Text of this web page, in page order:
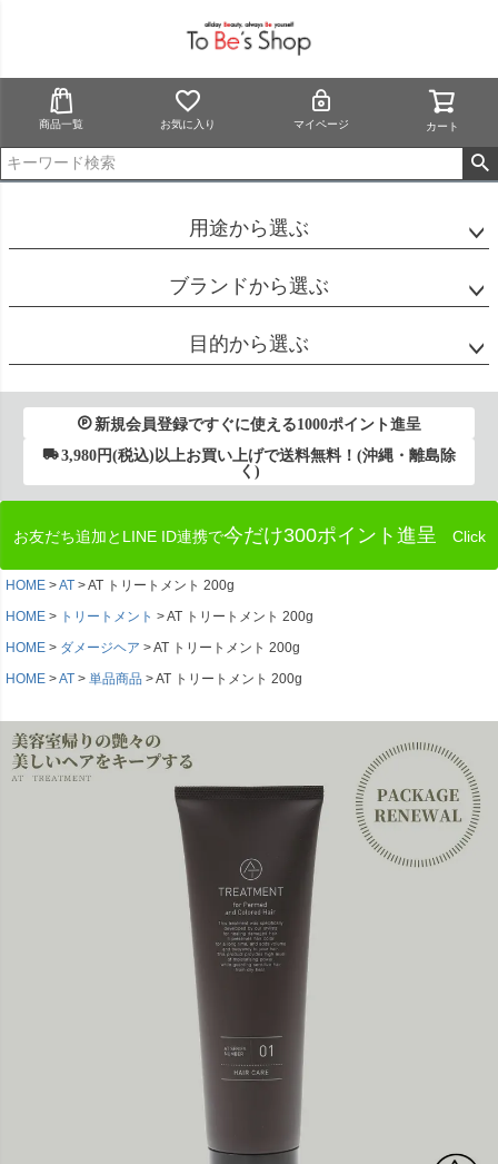
商品一覧 お気に入り マイページ カート
用途から選ぶ
ブランドから選ぶ
目的から選ぶ
新規会員登録ですぐに使える1000ポイント進呈
3,980円(税込)以上お買い上げで送料無料！(沖縄・離島除
く)
お友だち追加とLINE ID連携で今だけ300ポイント進呈 Click
HOME AT
AT トリートメント 200g
HOME
トリートメント
AT トリートメント 200g
HOME
ダメージヘア
AT トリートメント 200g
HOME
AT 単品商品 AT トリートメント 200g